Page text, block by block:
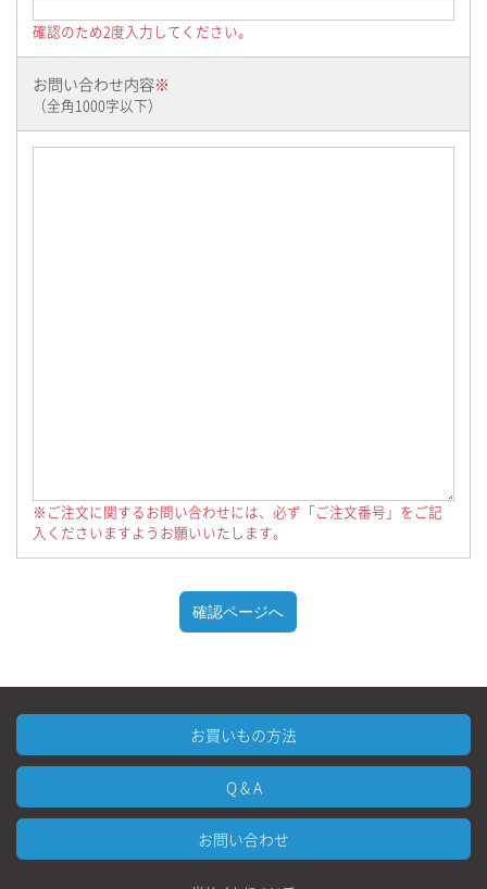
お買いもの方法
Q & A
当サイトについて
確認のため2度入力してください。
お問い合わせ内容※
（全角1000字以下）
※ご注文に関するお問い合わせには、必ず「ご注文番号」をご記
入くださいますようお願いいたします。
お買いもの方法
Q & A
お問い合わせ